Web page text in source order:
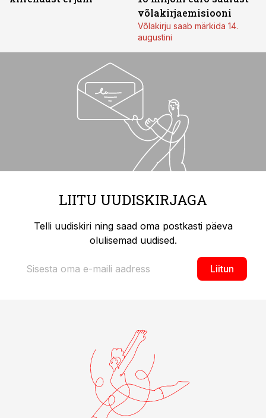
võlakirjaemisiooni
Võlakirju saab märkida 14.
augustini
LIITU UUDISKIRJAGA
Telli uudiskiri ning saad oma postkasti päeva
olulisemad uudised.
Liitun